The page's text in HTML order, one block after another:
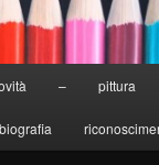
– pittura
biografia